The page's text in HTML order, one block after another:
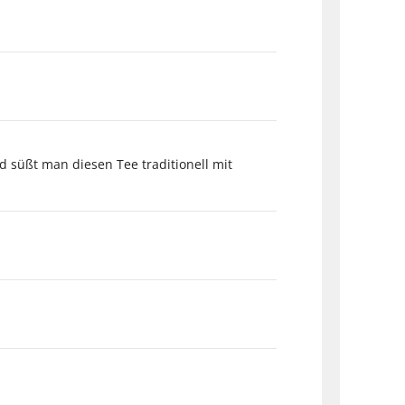
süßt man diesen Tee traditionell mit